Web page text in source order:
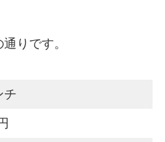
りです。
チ